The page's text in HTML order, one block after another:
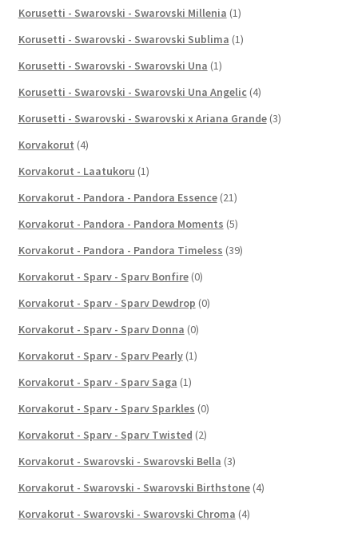
Korusetti - Swarovski - Swarovski Millenia (1)
Korusetti - Swarovski - Swarovski Sublima (1)
Korusetti - Swarovski - Swarovski Una (1)
Korusetti - Swarovski - Swarovski Una Angelic (4)
Korusetti - Swarovski - Swarovski x Ariana Grande (3)
Korvakorut (4)
Korvakorut - Laatukoru (1)
Korvakorut - Pandora - Pandora Essence (21)
Korvakorut - Pandora - Pandora Moments (5)
Korvakorut - Pandora - Pandora Timeless (39)
Korvakorut - Sparv - Sparv Bonfire (0)
Korvakorut - Sparv - Sparv Dewdrop (0)
Korvakorut - Sparv - Sparv Donna (0)
Korvakorut - Sparv - Sparv Pearly (1)
Korvakorut - Sparv - Sparv Saga (1)
Korvakorut - Sparv - Sparv Sparkles (0)
Korvakorut - Sparv - Sparv Twisted (2)
Korvakorut - Swarovski - Swarovski Bella (3)
Korvakorut - Swarovski - Swarovski Birthstone (4)
Korvakorut - Swarovski - Swarovski Chroma (4)